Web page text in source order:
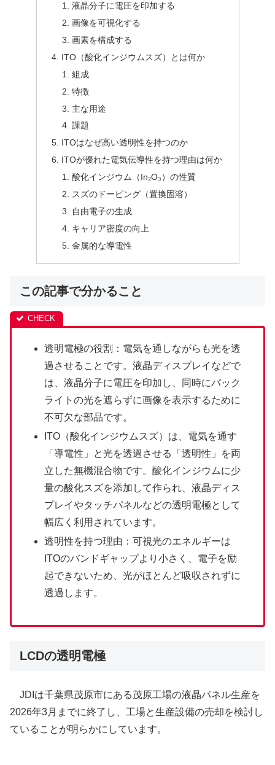
液晶分子に電圧を印加する
画像を可視化する
画素を構成する
ITO（酸化インジウムスズ）とは何か
組成
特徴
主な用途
課題
ITOはなぜ高い透明性を持つのか
ITOが優れた電気伝導性を持つ理由は何か
酸化インジウム（In₂O₃）の性質
スズのドーピング（置換固溶）
自由電子の生成
キャリア密度の向上
金属的な導電性
この記事で分かること
透明電極の役割：電気を通しながらも光を透
過させることです。液晶ディスプレイなどで
は、液晶分子に電圧を印加し、同時にバック
ライトの光を遮らずに画像を表示するために
不可欠な部品です。
ITO（酸化インジウムスズ）は、電気を通す
「導電性」と光を透過させる「透明性」を両
立した無機混合物です。酸化インジウムに少
量の酸化スズを添加して作られ、液晶ディス
プレイやタッチパネルなどの透明電極として
幅広く利用されています。
透明性を持つ理由：可視光のエネルギーは
ITOのバンドギャップより小さく、電子を励
起できないため、光がほとんど吸収されずに
透過します。
LCDの透明電極
JDIは千葉県茂原市にある茂原工場の液晶パネル生産を
2026年3月までに終了し、工場と生産設備の売却を検討し
ていることが明らかにしています。